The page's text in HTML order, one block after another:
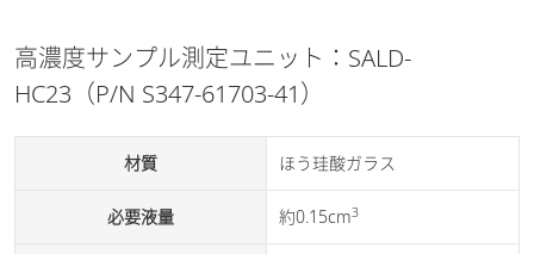
送液材質
四フッ化エチレン（PTFE）、
パーフロロエラストマー
（FEP）、
サーモフロンパスカル
ダイヤフラムポンプ、最大流
量750cm 3/min
高濃度サンプル測定ユニット：SALD-
HC23（P/N S347-61703-41）
材質 ほう珪酸ガラス
必要液量 約0.15cm3